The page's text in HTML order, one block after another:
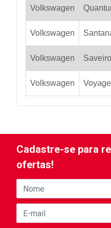
Volkswagen
Volkswagen
Volkswagen Saveiro
Volkswagen Voyage
Cadastre-se para
ofertas!